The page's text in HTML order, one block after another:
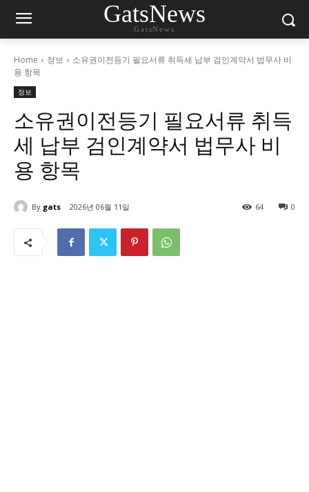
GatsNews
GatsNews
Home 정보
소유권이전등기 필요서류 취득세 납부 검인계약서 법무사 비
용 항목
정보
소유권이전등기 필요서류 취득
세 납부 검인계약서 법무사 비
용 항목
By gats 2026년 06월 11일 0
64